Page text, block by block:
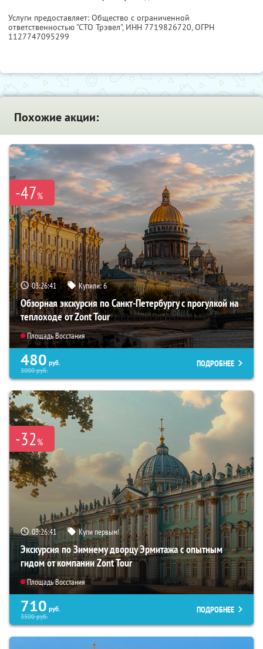
Услуги предоставляет: Общество с ограниченной
ответственностью "СТО Трэвел", ИНН 7719826720, ОГРН
1127747095299
Похожие акции:
-47%
03:26:39 Купили:6
Обзорная экскурсия по Санкт-Петербургу с прогулкой на
теплоходе от Zont Tour
Площадь Восстания
480 руб.
3000руб.
ПОДРОБНЕЕ
-32%
03:26:39 Купи первым!
Экскурсия по Зимнему дворцу Эрмитажа с опытным
гидом от компании Zont Tour
Площадь Восстания
710 руб.
3500руб.
ПОДРОБНЕЕ